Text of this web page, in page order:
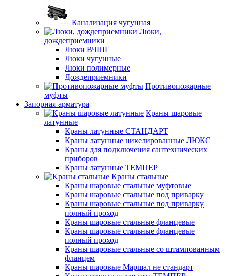
Канализация чугунная
Люки,
дождеприемники
Люки ВЧШГ
Люки чугунные
Люки полимерные
Дождеприемники
Противопожарные
муфты
Запорная арматура
Краны шаровые
латунные
Краны латунные СТАНДАРТ
Краны латунные никелированные ЛЮКС
Краны для подключения сантехнических
приборов
Краны латунные ТЕМПЕР
Краны стальные
Краны шаровые стальные муфтовые
Краны шаровые стальные под приварку
Краны шаровые стальные под приварку
полный проход
Краны шаровые стальные фланцевые
Краны шаровые стальные фланцевые
полный проход
Краны шаровые стальные со штампованным
фланцем
Краны шаровые Маршал не стандарт